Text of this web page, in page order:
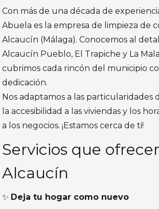
Con más de una década de
Abuela es la empresa de limpieza de
Alcaucín (Málaga). Conocemos al
Alcaucín Pueblo, El Trapiche y La
cubrimos cada rincón del municipio
dedicación.
Nos adaptamos a las particularidades
la accesibilidad a las viviendas y los
a los negocios. ¡Estamos cerca de ti!
Servicios que
Alcaucín
✨ Deja tu hogar como nuevo